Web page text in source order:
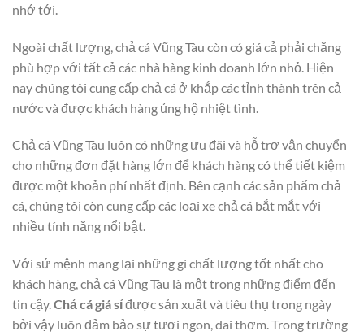
nhớ tới.
Ngoài chất lượng, chả cá Vũng Tàu còn có giá cả phải chăng
phù hợp với tất cả các nhà hàng kinh doanh lớn nhỏ. Hiện
nay chúng tôi cung cấp chả cá ở khắp các tỉnh thành trên cả
nước và được khách hàng ủng hộ nhiệt tình.
Chả cá Vũng Tàu luôn có những ưu đãi và hỗ trợ vận chuyển
cho những đơn đặt hàng lớn để khách hàng có thể tiết kiệm
được một khoản phí nhất định. Bên cạnh các sản phẩm chả
cá, chúng tôi còn cung cấp các loại xe chả cá bắt mắt với
nhiều tính năng nổi bật.
Với sứ mệnh mang lại những gì chất lượng tốt nhất cho
khách hàng, chả cá Vũng Tàu là một trong những điểm đến
tin cậy.Chả cá giá sỉđược sản xuất và tiêu thụ trong ngày
bởi vậy luôn đảm bảo sự tươi ngon, dai thơm. Trong trường